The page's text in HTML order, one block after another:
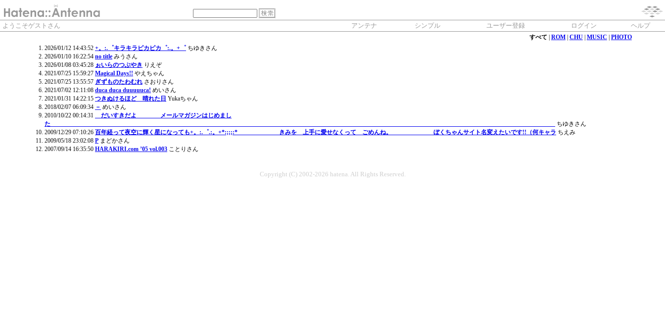
ようこそゲストさん アンテナ シンプル ユーザー登録 ログイン ヘルプ
すべて ROM| CHU| MUSIC
PHOTO
2026/01/12 14:43:52 +。:.゜キラキラピカピカ゜:.。+゜ ちゆきさん
2026/01/10 16:22:54 no title みうさん
2026/01/08 03:45:28 ぉいらのつぶやき りえぞ
2021/07/25 15:59:27 Magical Days!! やえちゃん
2021/07/25 13:55:57 ぎずものたわむれ さおりさん
2021/07/02 12:11:08 duca duca duuuuuca! めいさん
2021/01/31 14:22:15 つきぬけるほど 晴れた日 Yukaちゃん
2018/02/07 06:09:34 － めいさん
2010/10/22 00:14:31
だいすきだよ メールマガジンはじめまし
た
ちゆきさん
2009/12/29 07:10:26 百年経って夜空に輝く星になっても+。:.゜.:。+*:;;;:* きみを 上手に愛せなくって ごめんね。 ぼくちゃんサイト名変えたいです!!（何キャラ ちえみ
2009/05/18 23:02:08 P まどかさん
2007/09/14 16:35:50 HARAKIRI.com ’05 vol.003 ことりさん
Copyright (C) 2002-2026 hatena. All Rights Reserved.